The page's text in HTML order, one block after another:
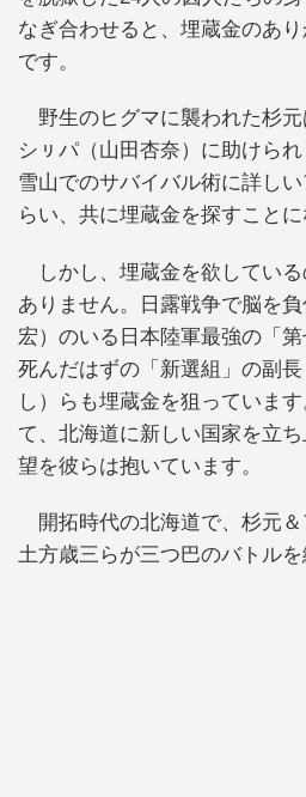
なぎ合わせると、埋蔵金のあ
です。
野生のヒグマに襲われた杉
シㇼパ（山田杏奈）に助けられ
雪山でのサバイバル術に詳し
らい、共に埋蔵金を探すことに
しかし、埋蔵金を欲してい
ありません。日露戦争で脳を
宏）のいる日本陸軍最強の「
死んだはずの「新選組」の副
し）らも埋蔵金を狙っていま
て、北海道に新しい国家を立
望を彼らは抱いています。
開拓時代の北海道で、杉元＆
土方歳三らが三つ巴のバトルを